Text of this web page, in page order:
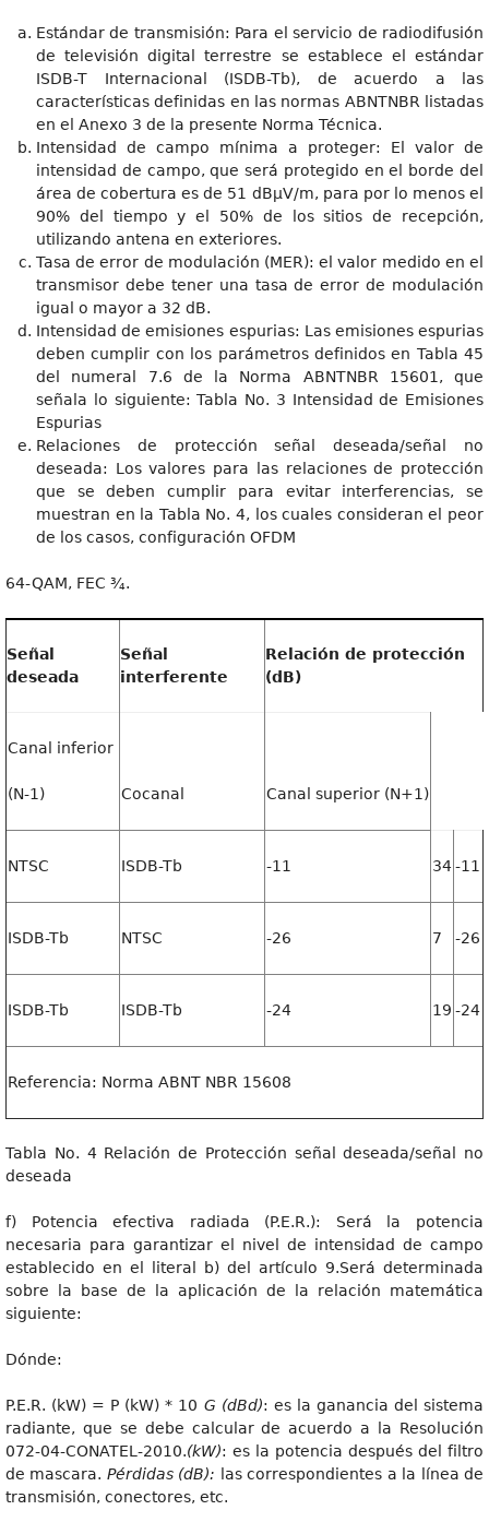
Estándar de transmisión: Para el servicio de radiodifusión
de televisión digital terrestre se establece el estándar
ISDB-T Internacional (ISDB-Tb), de acuerdo a las
características definidas en las normas ABNTNBR listadas
en el Anexo 3 de la presente Norma Técnica.
Intensidad de campo mínima a proteger: El valor de
intensidad de campo, que será protegido en el borde del
área de cobertura es de 51 dBμV/m, para por lo menos el
90% del tiempo y el 50% de los sitios de recepción,
utilizando antena en exteriores.
Tasa de error de modulación (MER): el valor medido en el
transmisor debe tener una tasa de error de modulación
igual o mayor a 32 dB.
Intensidad de emisiones espurias: Las emisiones espurias
deben cumplir con los parámetros definidos en Tabla 45
del numeral 7.6 de la Norma ABNTNBR 15601, que
señala lo siguiente: Tabla No. 3 Intensidad de Emisiones
Espurias
Relaciones de protección señal deseada/señal no
deseada: Los valores para las relaciones de protección
que se deben cumplir para evitar interferencias, se
muestran en la Tabla No. 4, los cuales consideran el peor
de los casos, configuración OFDM
64-QAM, FEC ¾.
Señal
deseada
Señal
interferente
Relación de protección
(dB)
Canal inferior
(N-1) Cocanal Canal superior (N+1)
NTSC ISDB-Tb -11 34-11
ISDB-Tb NTSC -26 7 -26
ISDB-Tb ISDB-Tb -24 19 -24
Referencia: Norma ABNT NBR 15608
Tabla No. 4 Relación de Protección señal deseada/señal no
deseada
f) Potencia efectiva radiada (P.E.R.): Será la potencia
necesaria para garantizar el nivel de intensidad de campo
establecido en el literal b) del artículo 9.Será determinada
sobre la base de la aplicación de la relación matemática
siguiente:
Dónde:
P.E.R. (kW) = P (kW) * 10 G (dBd): es la ganancia del sistema
radiante, que se debe calcular de acuerdo a la Resolución
072-04-CONATEL-2010.(kW): es la potencia después del filtro
de mascara. Pérdidas (dB):
las correspondientes a la línea de
transmisión, conectores, etc.